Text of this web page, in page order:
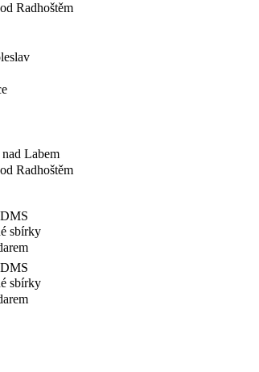
Radhoštěm
Labem
Radhoštěm
sbírky
sbírky